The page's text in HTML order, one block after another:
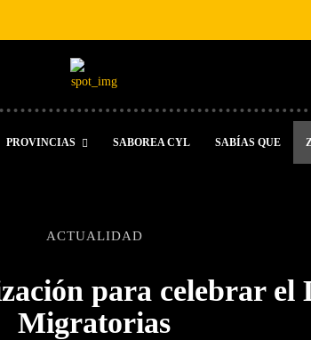
PROVINCIAS SABOREA CYL SABÍAS QUE
ACTUALIDAD
para celebrar el
Migratorias